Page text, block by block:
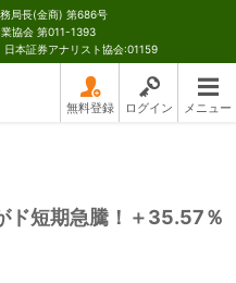
局長(金商) 第686号
協会 第011-1393
本証券アナリスト協会:01159
無料登録 ログイン メニュー
短期急騰！＋35.57％